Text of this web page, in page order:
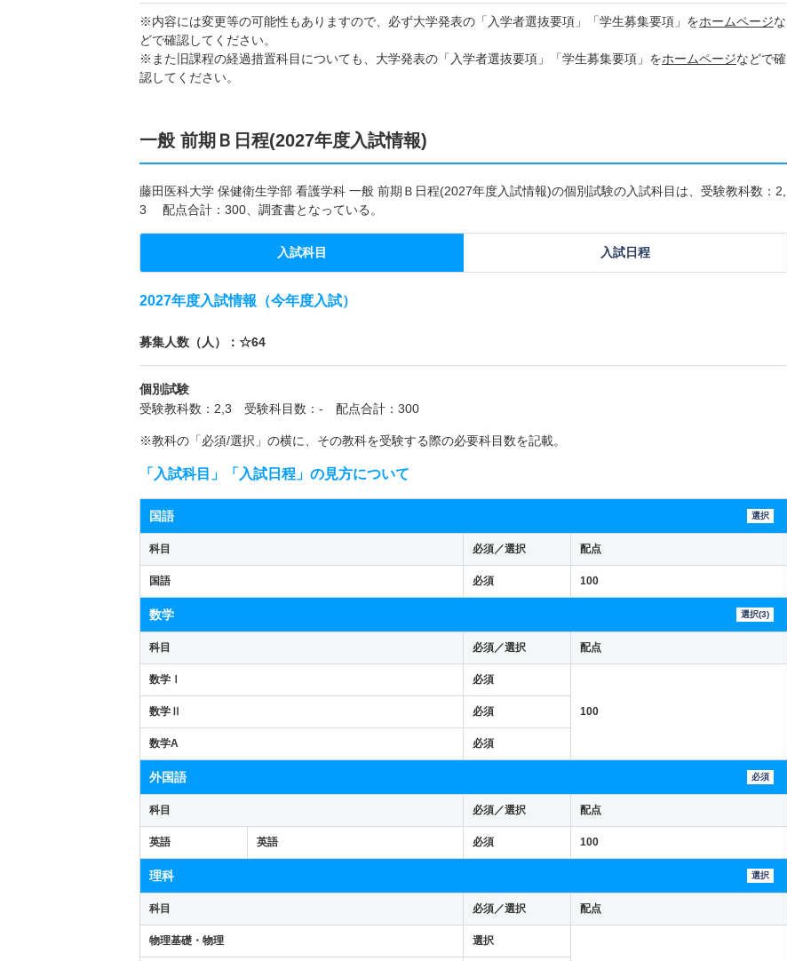
※内容には変更等の可能性もありますので、必ず大学発表の「入学者選抜要項」「学生募集要項」をホームページな
どで確認してください。
※また旧課程の経過措置科目についても、大学発表の「入学者選抜要項」「学生募集要項」をホームページなどで確
認してください。
一般 前期Ｂ日程(2027年度入試情報)
藤田医科大学 保健衛生学部 看護学科 一般 前期Ｂ日程(2027年度入試情報)の個別試験の入試科目は、受験教科数：2,
3 配点合計：300、調査書となっている。
入試科目 入試日程
2027年度入試情報（今年度入試）
募集人数（人）：☆64
個別試験
受験教科数：2,3 受験科目数：- 配点合計：300
※教科の「必須/選択」の横に、その教科を受験する際の必要科目数を記載。
「入試科目」「入試日程」の見方について
国語 選択
科目 必須／選択 配点
国語 必須 100
数学 選択(3)
科目 必須／選択 配点
数学Ⅰ 必須
100
数学Ⅱ 必須
数学A 必須
外国語 必須
科目 必須／選択 配点
英語 英語 必須 100
理科 選択
科目 必須／選択 配点
物理基礎・物理 選択